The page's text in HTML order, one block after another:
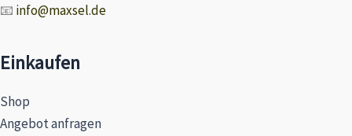
📧 info@maxsel.de
Einkaufen
Shop
Angebot anfragen